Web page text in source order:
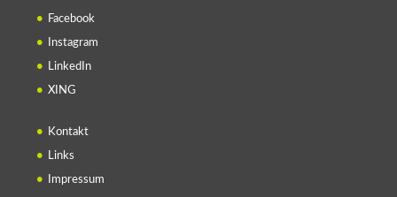
Facebook
Instagram
LinkedIn
XING
Kontakt
Links
Impressum